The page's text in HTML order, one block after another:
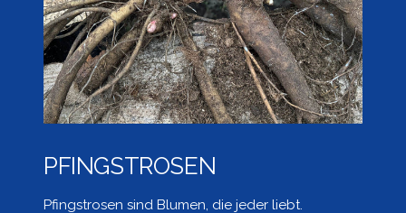
PFINGSTROSEN
Pfingstrosen sind Blumen, die jeder liebt.